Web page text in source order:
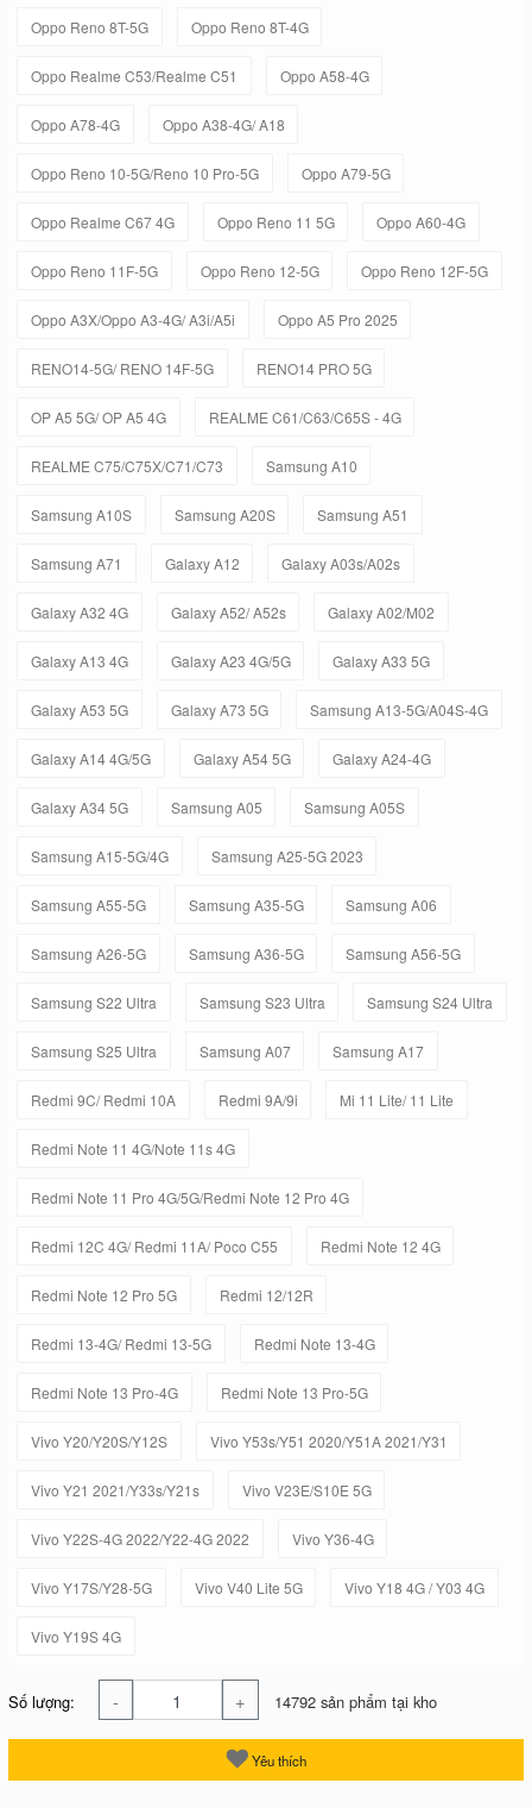
Oppo Reno 8T-5G Oppo Reno 8T-4G
Oppo Realme C53/Realme C51 Oppo A58-4G
Oppo A78-4G Oppo A38-4G/ A18
Oppo Reno 10-5G/Reno 10 Pro-5G Oppo A79-5G
Oppo Realme C67 4G Oppo Reno 11 5G Oppo A60-4G
Oppo Reno 11F-5G Oppo Reno 12-5G Oppo Reno 12F-5G
Oppo A3X/Oppo A3-4G/ A3i/A5i Oppo A5 Pro 2025
RENO14-5G/ RENO 14F-5G RENO14 PRO 5G
OP A5 5G/ OP A5 4G REALME C61/C63/C65S - 4G
REALME C75/C75X/C71/C73 Samsung A10
Samsung A10S Samsung A20S Samsung A51
Samsung A71 Galaxy A12 Galaxy A03s/A02s
Galaxy A32 4G Galaxy A52/ A52s Galaxy A02/M02
Galaxy A13 4G Galaxy A23 4G/5G Galaxy A33 5G
Galaxy A53 5G Galaxy A73 5G Samsung A13-5G/A04S-4G
Galaxy A14 4G/5G Galaxy A54 5G Galaxy A24-4G
Galaxy A34 5G Samsung A05 Samsung A05S
Samsung A15-5G/4G Samsung A25-5G 2023
Samsung A55-5G Samsung A35-5G Samsung A06
Samsung A26-5G Samsung A36-5G Samsung A56-5G
Samsung S22 Ultra Samsung S23 Ultra Samsung S24 Ultra
Samsung S25 Ultra Samsung A07 Samsung A17
Redmi 9C/ Redmi 10A Redmi 9A/9i Mi 11 Lite/ 11 Lite
Redmi Note 11 4G/Note 11s 4G
Redmi Note 11 Pro 4G/5G/Redmi Note 12 Pro 4G
Redmi 12C 4G/ Redmi 11A/ Poco C55 Redmi Note 12 4G
Redmi Note 12 Pro 5G Redmi 12/12R
Redmi 13-4G/ Redmi 13-5G Redmi Note 13-4G
Redmi Note 13 Pro-4G Redmi Note 13 Pro-5G
Vivo Y20/Y20S/Y12S Vivo Y53s/Y51 2020/Y51A 2021/Y31
Vivo Y21 2021/Y33s/Y21s Vivo V23E/S10E 5G
Vivo Y22S-4G 2022/Y22-4G 2022 Vivo Y36-4G
Vivo Y17S/Y28-5G Vivo V40 Lite 5G Vivo Y18 4G / Y03 4G
Vivo Y19S 4G
Số lượng: - + 14792 sản phẩm tại kho
Yêu thích